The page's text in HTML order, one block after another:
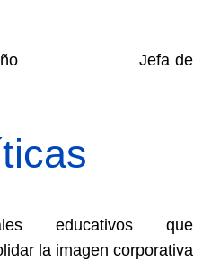
Carreño
Carreño Jefa de
educativos que
la imagen corporativa